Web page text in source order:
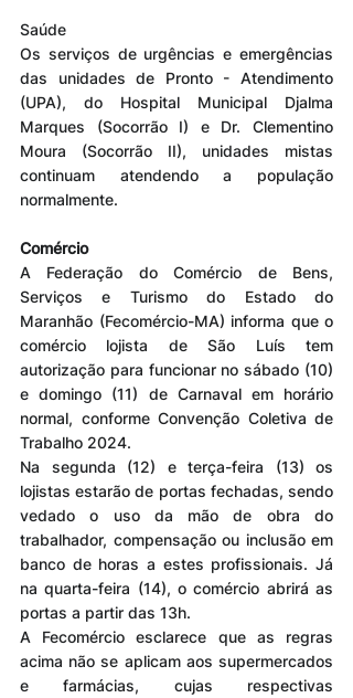
Saúde
Os serviços de urgências e emergências
das unidades de Pronto - Atendimento
(UPA), do Hospital Municipal Djalma
Marques (Socorrão I) e Dr. Clementino
Moura (Socorrão II), unidades mistas
continuam atendendo a população
normalmente.
Comércio
A Federação do Comércio de Bens,
Serviços e Turismo do Estado do
Maranhão (Fecomércio-MA) informa que o
comércio lojista de São Luís tem
autorização para funcionar no sábado (10)
e domingo (11) de Carnaval em horário
normal, conforme Convenção Coletiva de
Trabalho 2024.
Na segunda (12) e terça-feira (13) os
lojistas estarão de portas fechadas, sendo
vedado o uso da mão de obra do
trabalhador, compensação ou inclusão em
banco de horas a estes profissionais. Já
na quarta-feira (14), o comércio abrirá as
portas a partir das 13h.
A Fecomércio esclarece que as regras
acima não se aplicam aos supermercados
e farmácias, cujas respectivas